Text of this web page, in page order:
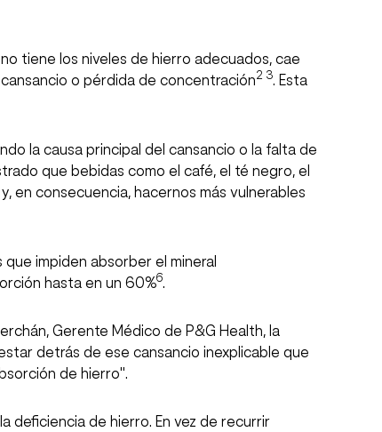
tiene los niveles de hierro adecuados, cae
o pérdida de concentración2 3. Esta
la causa principal del cansancio o la falta de
que bebidas como el café, el té negro, el
en consecuencia, hacernos más vulnerables
impiden absorber el mineral
hasta en un 60%6.
Gerente Médico de P&G Health, la
detrás de ese cansancio inexplicable que
de hierro".
deficiencia de hierro. En vez de recurrir